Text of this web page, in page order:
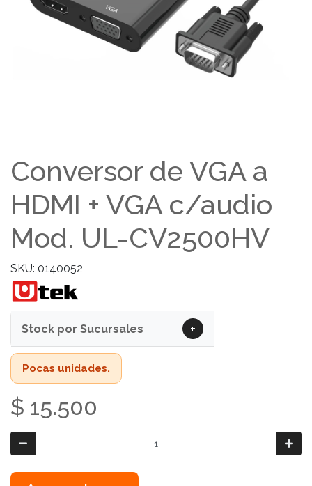
Conversor de VGA a
HDMI + VGA c/audio
Mod. UL-CV2500HV
SKU: 0140052
Stock por Sucursales +
Pocas unidades.
$ 15.500